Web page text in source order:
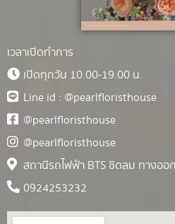
เวลาเปิดทำการ
เปิดทุกวัน 10.00-19.00 น.
Line id : @pearlfloristhouse
@pearlfloristhouse
@pearlfloristhouse
สถานีรถไฟฟ้า BTS ชิดลม ทางออ
0924253232